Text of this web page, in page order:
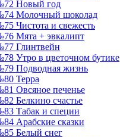
Новый год
Молочный шоколад
Чистота и свежесть
Мята + эвкалипт
Глинтвейн
Утро в цветочном бутике
Подводная жизнь
Терра
Овсяное печенье
Белкино счастье
Табак и специи
Арабские сказки
Белый снег